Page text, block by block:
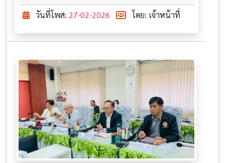
วันที่โพส: 27-02-2026 โดย: เจ้าหน้าที่